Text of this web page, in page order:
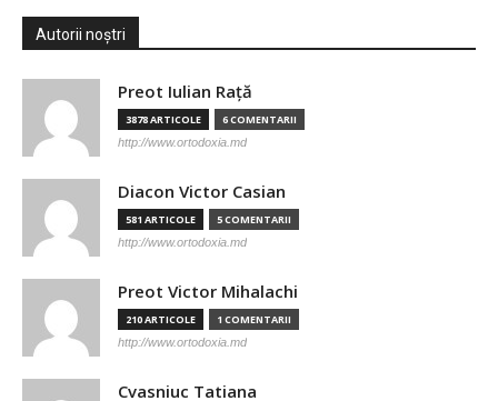
Autorii noștri
Preot Iulian Raţă
3878 ARTICOLE 6 COMENTARII
http://www.ortodoxia.md
Diacon Victor Casian
581 ARTICOLE 5 COMENTARII
http://www.ortodoxia.md
Preot Victor Mihalachi
210 ARTICOLE 1 COMENTARII
http://www.ortodoxia.md
Cvasniuc Tatiana